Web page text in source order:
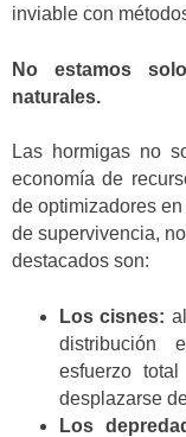
inviable con
No estamos
naturales.
Las hormigas no
economía de
de optimizadores
de supervivencia,
destacados son:
Los cisnes:
distribución
esfuerzo
desplazarse
Los